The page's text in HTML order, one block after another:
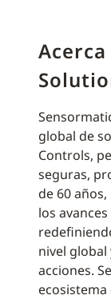
global de
Controls,
seguras,
de 60
los
nivel
acciones.